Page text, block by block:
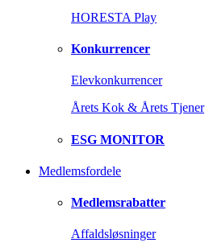
HORESTA Play
Konkurrencer
Elevkonkurrencer
Årets Kok & Årets Tjener
ESG MONITOR
Medlemsfordele
Medlemsrabatter
Affaldsløsninger